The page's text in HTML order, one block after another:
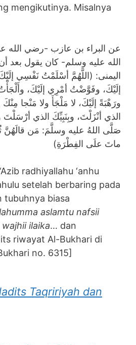
mengikutinya. Misalnya
عن البراء بن عازب -رضي الله
الله عليه وسلم- كان يقول بعد
اليمنى: (اللَّهُمَّ أسْلَمْتُ نَفْسِي
إلَيْكَ، وفَوَّضْتُ أمْرِي إلَيْكَ،
ورَهْبَةً إلَيْكَ، لا مَلْجَأَ ولا مَنْجا مِنْكَ
الذي أنْزَلْتَ، وبِنَبِيِّكَ الذي
صَلَّى اللهُ عليه وسلَّمَ: مَن قالَهُنَّ
ماتَ علَى الفِطْرَةِ)
radhiyallahu ‘anhu
tubuhnya biasa
aslamtu nafsii
ilaika… dan
riwayat Al-Bukhari di
no. 6315]
Taqririyah dan